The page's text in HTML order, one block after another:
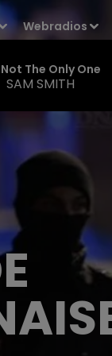
Webradios
The Only One
SAM SMITH